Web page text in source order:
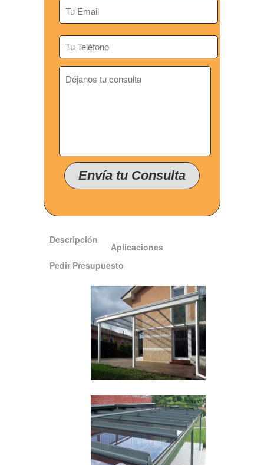
Descripción
Aplicaciones
Pedir Presupuesto